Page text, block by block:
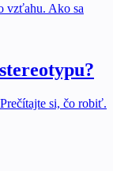
vzťahu. Ako sa
si, čo robiť.